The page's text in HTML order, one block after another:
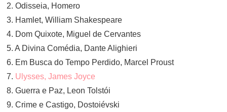
2. Odisseia, Homero
3. Hamlet, William Shakespeare
4. Dom Quixote, Miguel de Cervantes
5. A Divina Comédia, Dante Alighieri
6. Em Busca do Tempo Perdido, Marcel Proust
7. Ulysses, James Joyce
8. Guerra e Paz, Leon Tolstói
9. Crime e Castigo, Dostoiévski